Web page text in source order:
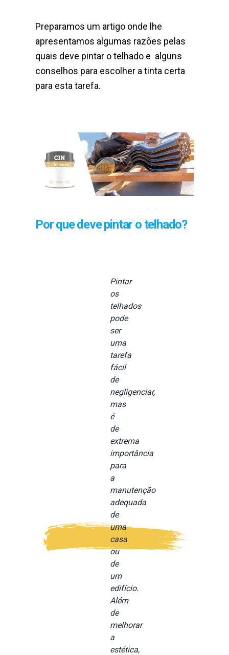
Preparamos um artigo onde lhe
apresentamos algumas razões pelas
quais deve pintar o telhado e alguns
conselhos para escolher a tinta certa
para esta tarefa.
Por que deve pintar o telhado?
Pintar
os
telhados
pode
ser
uma
tarefa
fácil
de
negligenciar,
mas
é
de
extrema
importância
para
a
manutenção
adequada
de
uma
casa
ou
de
um
edifício.
Além
de
melhorar
a
estética,